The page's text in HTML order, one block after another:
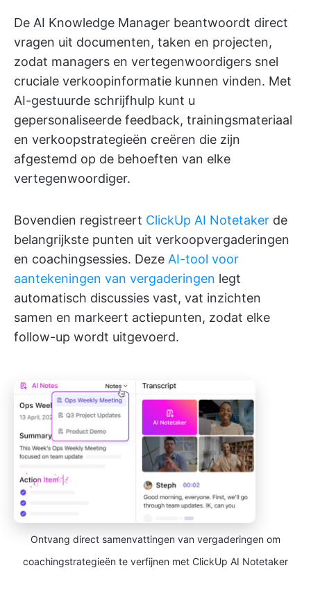
De AI Knowledge Manager beantwoordt direct
vragen uit documenten, taken en projecten,
zodat managers en vertegenwoordigers snel
cruciale verkoopinformatie kunnen vinden. Met
AI-gestuurde schrijfhulp kunt u
gepersonaliseerde feedback, trainingsmateriaal
en verkoopstrategieën creëren die zijn
afgestemd op de behoeften van elke
vertegenwoordiger.
Bovendien registreert ClickUp AI Notetaker de
belangrijkste punten uit verkoopvergaderingen
en coachingsessies. Deze AI-tool voor
aantekeningen van vergaderingen legt
automatisch discussies vast, vat inzichten
samen en markeert actiepunten, zodat elke
follow-up wordt uitgevoerd.
Ontvang direct samenvattingen van vergaderingen om
coachingstrategieën te verfijnen met ClickUp AI Notetaker